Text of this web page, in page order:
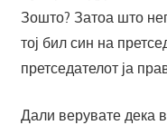
Зошто? Затоа што
тој бил син на
претседателот ја
Дали верувате дека